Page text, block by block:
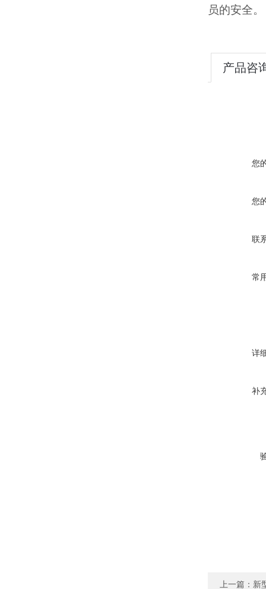
员的安全。
产品咨
您
您
联
常
详
补
上一篇： 新